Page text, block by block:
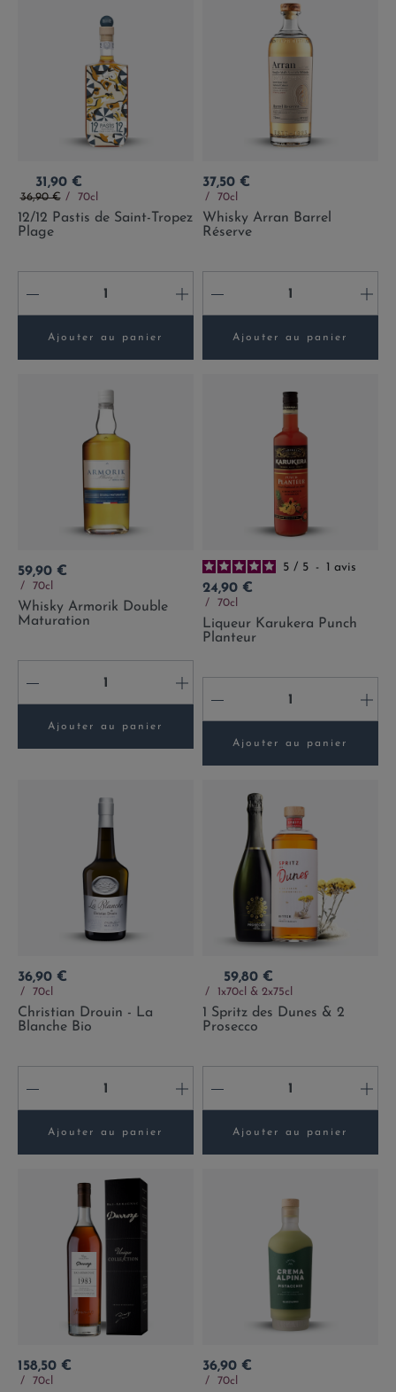
Prix
31,90 €
Prix de base
36,90 € 70cl
12/12 Pastis de Saint-Tropez
Plage
- +
Ajouter au panier
Prix
37,50 €
70cl
Whisky Arran Barrel
Réserve
- +
Ajouter au panier
Prix
59,90 €
70cl
Whisky Armorik Double
Maturation
- +
Ajouter au panier
5 / 5 - 1 avis
Prix
24,90 €
70cl
Liqueur Karukera Punch
Planteur
- +
Ajouter au panier
Prix
36,90 €
70cl
Christian Drouin - La
Blanche Bio
- +
Ajouter au panier
Prix
59,80 €
1x70cl & 2x75cl
1 Spritz des Dunes & 2
Prosecco
- +
Ajouter au panier
Prix
158,50 €
70cl
Prix
36,90 €
70cl